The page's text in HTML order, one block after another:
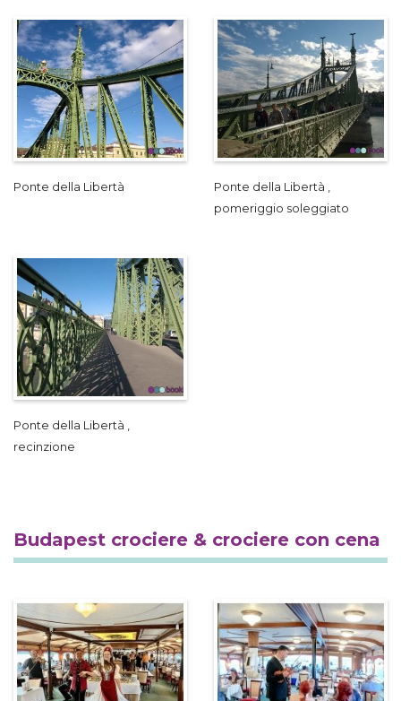
Ponte della Libertà
Ponte della Libertà ,
pomeriggio soleggiato
Ponte della Libertà ,
recinzione
Budapest crociere & crociere con cena